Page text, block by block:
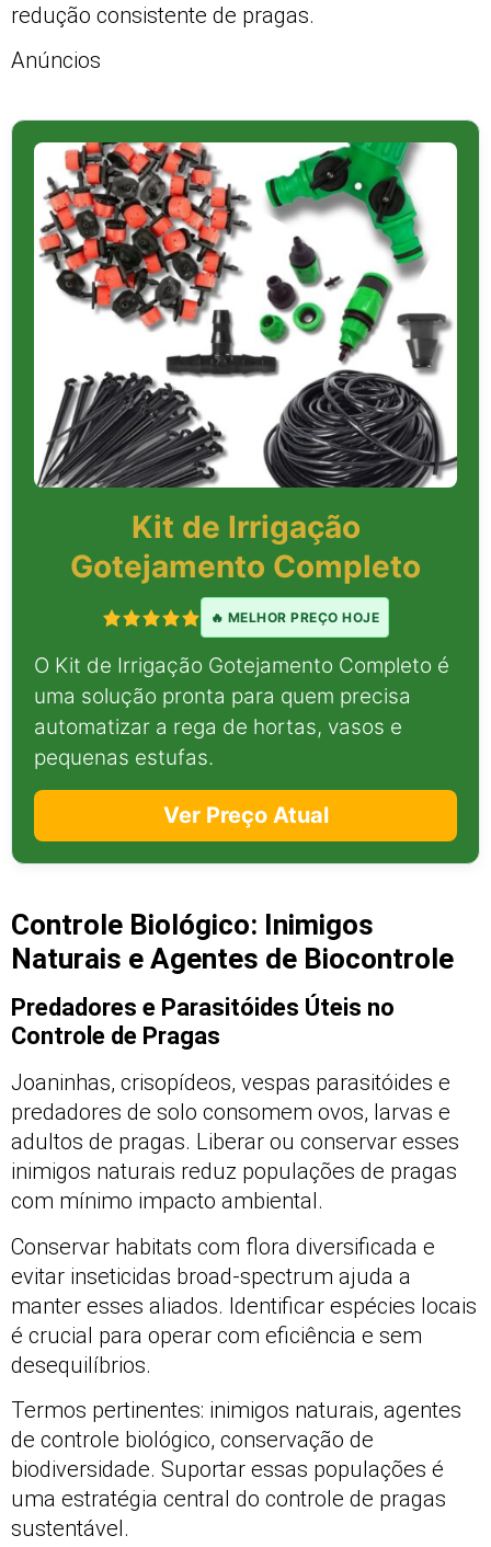
redução consistente de pragas.
Anúncios
Kit de Irrigação
Gotejamento Completo
🔥 MELHOR PREÇO HOJE
O Kit de Irrigação Gotejamento Completo é
uma solução pronta para quem precisa
automatizar a rega de hortas, vasos e
pequenas estufas.
Ver Preço Atual
Controle Biológico: Inimigos
Naturais e Agentes de Biocontrole
Predadores e Parasitóides Úteis no
Controle de Pragas
Joaninhas, crisopídeos, vespas parasitóides e
predadores de solo consomem ovos, larvas e
adultos de pragas. Liberar ou conservar esses
inimigos naturais reduz populações de pragas
com mínimo impacto ambiental.
Conservar habitats com flora diversificada e
evitar inseticidas broad‑spectrum ajuda a
manter esses aliados. Identificar espécies locais
é crucial para operar com eficiência e sem
desequilíbrios.
Termos pertinentes: inimigos naturais, agentes
de controle biológico, conservação de
biodiversidade. Suportar essas populações é
uma estratégia central do controle de pragas
sustentável.